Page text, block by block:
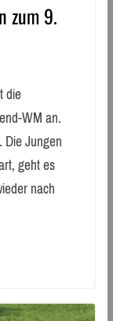
zum 9.
die
WM an.
Jungen
geht es
nach